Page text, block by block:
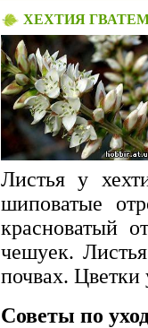
ХЕХТИЯ
Листья у
шиповатые
красноватый
чешуек.
почвах. Цветки
Советы по